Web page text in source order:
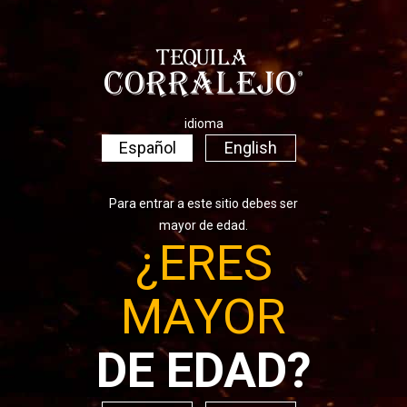
Selva
COMPARTIR CON TUS AMIGOS
COCTELES RELACIONADOS
idioma
Español English
Para entrar a este sitio debes ser
mayor de edad.
¿ERES
MAYOR
DE EDAD?